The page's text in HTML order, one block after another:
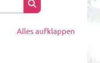
Kurse suchen
Alles aufklappen